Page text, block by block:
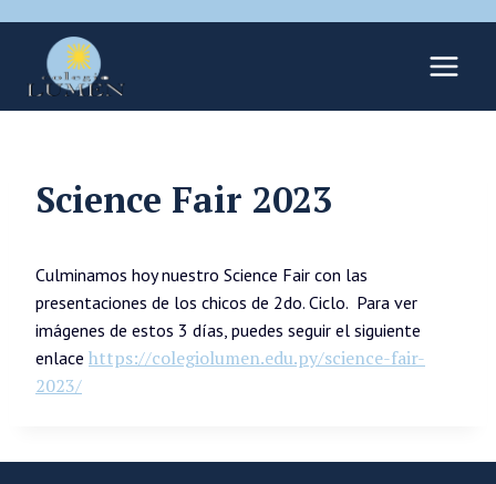
Science Fair 2023
Culminamos hoy nuestro Science Fair con las
presentaciones de los chicos de 2do. Ciclo. Para ver
imágenes de estos 3 días, puedes seguir el siguiente
enlace https://colegiolumen.edu.py/science-fair-
2023/